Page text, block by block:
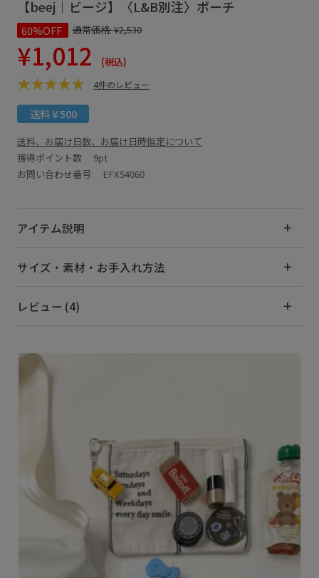
【beej｜ビージ】〈L&B別注〉ポーチ
60%OFF 通常価格:¥2,530
¥1,012 (税込)
4件のレビュー
送料￥500
送料、お届け日数、お届け日時指定について
獲得ポイント数 9pt
お問い合わせ番号 EFX54060
アイテム説明
サイズ・素材・お手入れ方法
レビュー (4)